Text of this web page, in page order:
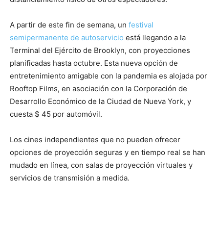
A partir de este fin de semana, un festival
semipermanente de autoservicio está llegando a la
Terminal del Ejército de Brooklyn, con proyecciones
planificadas hasta octubre. Esta nueva opción de
entretenimiento amigable con la pandemia es alojada por
Rooftop Films, en asociación con la Corporación de
Desarrollo Económico de la Ciudad de Nueva York, y
cuesta $ 45 por automóvil.
Los cines independientes que no pueden ofrecer
opciones de proyección seguras y en tiempo real se han
mudado en línea, con salas de proyección virtuales y
servicios de transmisión a medida.